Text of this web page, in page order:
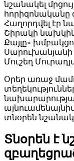
նշանակել
հորիզոնականը
Հաղորդվել էր
Շիրակի
Քայլը»
Սարուխանյանի
Մուշեղ
Օրեր առաջ
տնօրեն
Տնօրեն է